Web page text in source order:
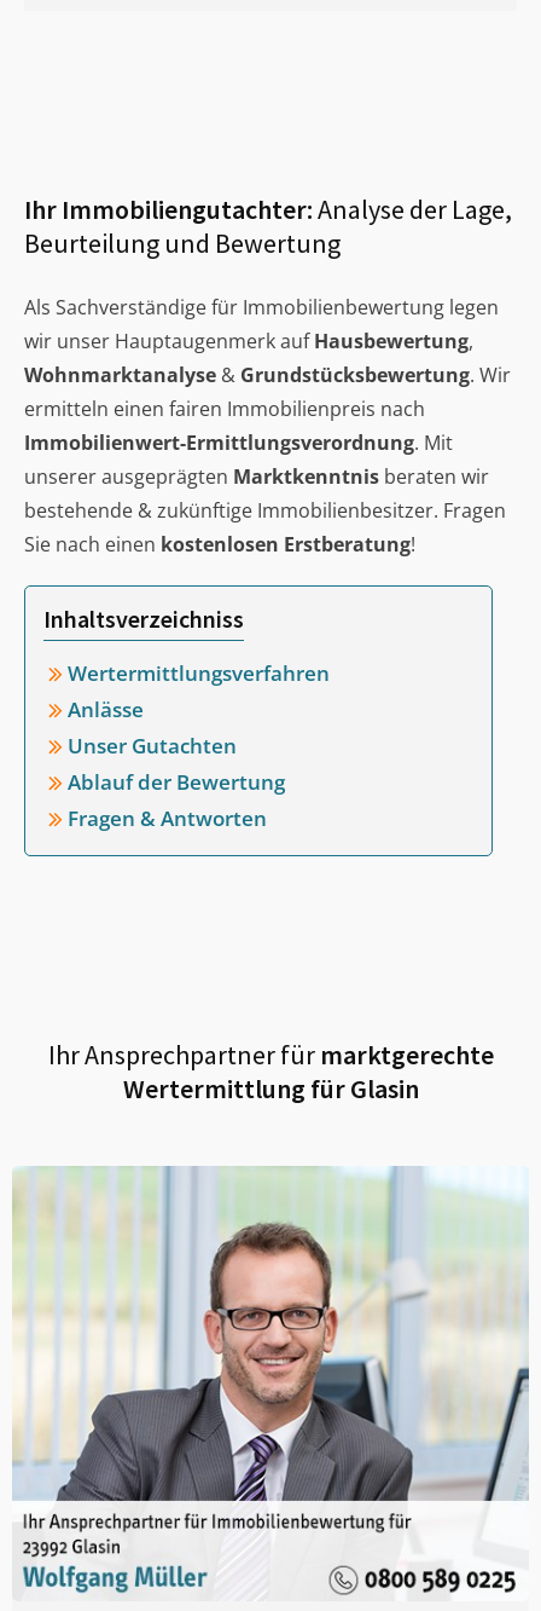
Ihr Immobiliengutachter:Analyse der Lage,
Beurteilung und Bewertung
Als Sachverständige für Immobilienbewertung legen
wir unser Hauptaugenmerk aufHausbewertung,
Wohnmarktanalyse & Grundstücksbewertung. Wir
ermitteln einen fairen Immobilienpreis nach
Immobilienwert-Ermittlungsverordnung. Mit
unserer ausgeprägten Marktkenntnis beraten wir
bestehende & zukünftige Immobilienbesitzer. Fragen
Sie nach einen kostenlosen Erstberatung!
Inhaltsverzeichniss
Wertermittlungsverfahren
Anlässe
Unser Gutachten
Ablauf der Bewertung
Fragen & Antworten
Ihr Ansprechpartner fürmarktgerechte
Wertermittlung fürGlasin